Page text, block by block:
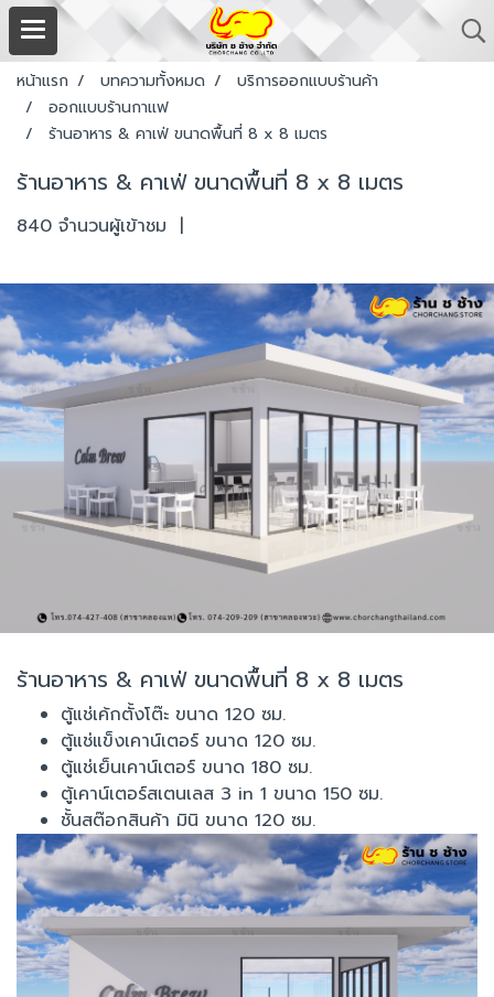
หน้าแรก บทความทั้งหมด
บริการออกแบบร้านค้า
ออกแบบร้านกาแฟ
ร้านอาหาร & คาเฟ่ ขนาดพื้นที่ 8 x 8 เมตร
ร้านอาหาร & คาเฟ่ ขนาดพื้นที่ 8 x 8 เมตร
840 จำนวนผู้เข้าชม |
ร้านอาหาร & คาเฟ่ ขนาดพื้นที่ 8 x 8 เมตร
ตู้แช่เค้กตั้งโต๊ะ ขนาด 120 ซม.
ตู้แช่แข็งเคาน์เตอร์ ขนาด 120 ซม.
ตู้แช่เย็นเคาน์เตอร์ ขนาด 180 ซม.
ตู้เคาน์เตอร์สเตนเลส 3 in 1 ขนาด 150 ซม.
ชั้นสต๊อกสินค้า มินิ ขนาด 120 ซม.